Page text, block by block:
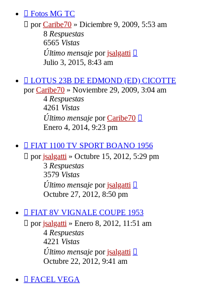
Fotos MG TC
porCaribe70 » Diciembre 9, 2009, 5:53 am
8 Respuestas
6565 Vistas
Último mensaje porjsalgatti
Julio 3, 2015, 8:43 am
LOTUS 23B DE EDMOND (ED) CICOTTE
porCaribe70 » Noviembre 29, 2009, 3:04 am
4 Respuestas
4261 Vistas
Último mensaje porCaribe70
Enero 4, 2014, 9:23 pm
FIAT 1100 TV SPORT BOANO 1956
porjsalgatti » Octubre 15, 2012, 5:29 pm
3 Respuestas
3579 Vistas
Último mensaje porjsalgatti
Octubre 27, 2012, 8:50 pm
FIAT 8V VIGNALE COUPE 1953
porjsalgatti » Enero 8, 2012, 11:51 am
4 Respuestas
4221 Vistas
Último mensaje porjsalgatti
Octubre 22, 2012, 9:41 am
FACEL VEGA